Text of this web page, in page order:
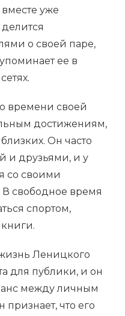
уже
о своей паре,
ее в
времени своей
достижениям,
Он часто
и друзьями, и у
со своими
свободное время
спортом,
книги.
Леницкого
для публики, и он
между личным
что его